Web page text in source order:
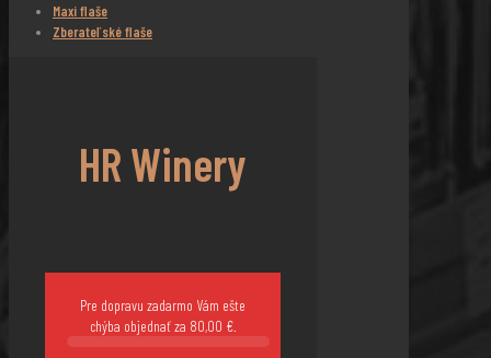
Maxi flaše
Zberateľské flaše
HR Winery
Pre dopravu zadarmo Vám ešte
chýba objednať za 80,00 €.